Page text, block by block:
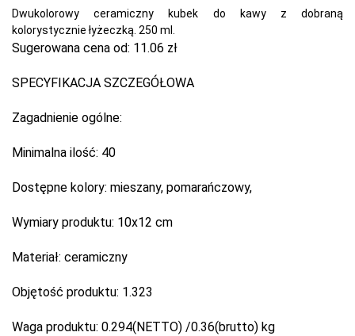
Dwukolorowy ceramiczny kubek do kawy z dobraną
kolorystycznie łyżeczką. 250 ml.
Sugerowana cena od: 11.06 zł
SPECYFIKACJA SZCZEGÓŁOWA
Zagadnienie ogólne:
Minimalna ilość: 40
Dostępne kolory: mieszany, pomarańczowy,
Wymiary produktu: 10x12 cm
Materiał: ceramiczny
Objętość produktu: 1.323
Waga produktu: 0.294(NETTO) /0.36(brutto) kg